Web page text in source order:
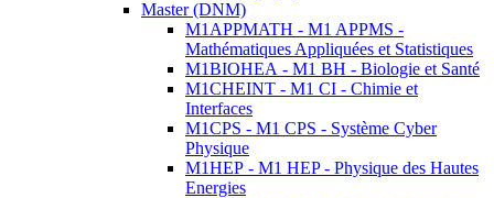
Master (DNM)
M1APPMATH - M1 APPMS -
Mathématiques Appliquées et Statistiques
M1BIOHEA - M1 BH - Biologie et Santé
M1CHEINT - M1 CI - Chimie et
Interfaces
M1CPS - M1 CPS - Système Cyber
Physique
M1HEP - M1 HEP - Physique des Hautes
Energies